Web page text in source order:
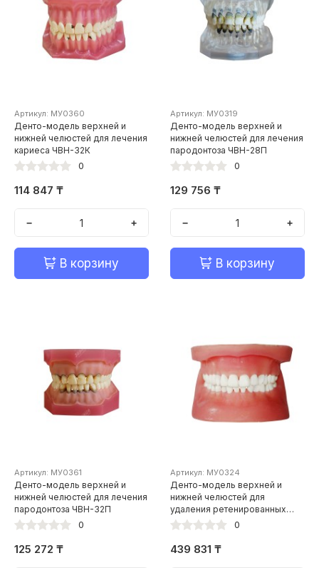
Артикул: МУ0360
Денто-модель верхней и
нижней челюстей для лечения
кариеса ЧВН-32К
0
114 847 ₸
− +
В корзину
Артикул: МУ0319
Денто-модель верхней и
нижней челюстей для лечения
пародонтоза ЧВН-28П
0
129 756 ₸
− +
В корзину
Артикул: МУ0361
Денто-модель верхней и
нижней челюстей для лечения
пародонтоза ЧВН-32П
0
125 272 ₸
Артикул: МУ0324
Денто-модель верхней и
нижней челюстей для
удаления ретенированных
зубов
0
439 831 ₸